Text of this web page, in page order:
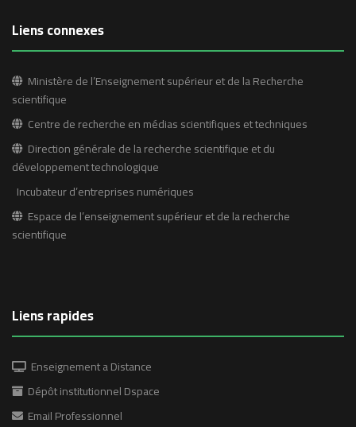
Liens connexes
Ministère de l’Enseignement supérieur et de la Recherche
scientifique
Centre de recherche en médias scientifiques et techniques
Direction générale de la recherche scientifique et du
développement technologique
Incubateur d’entreprises numériques
Espace de l’enseignement supérieur et de la recherche
scientifique
Liens rapides
Enseignement a Distance
Dépôt institutionnel Dspace
Email Professionnel